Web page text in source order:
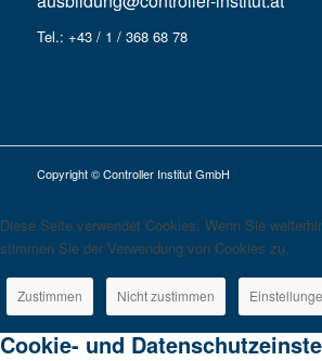
Tel.: +43 / 1 / 368 68 78
Copyright © Controller Institut GmbH
Diese Seite verwendet Cookies. Wenn Sie
stimmen Sie der Verwendung von Cookies zu.
Zustimmen Nicht zustimmen
Cookie- und